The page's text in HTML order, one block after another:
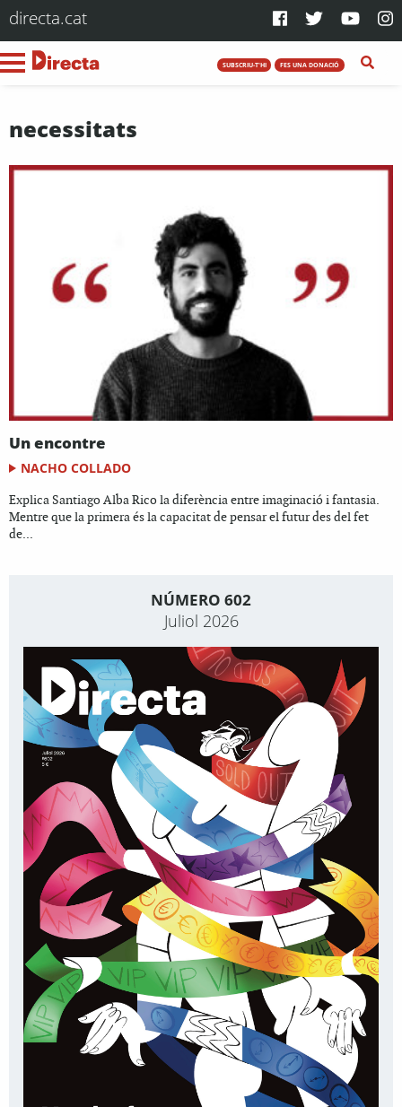
directa.cat
SUBSCRIU-T'HI FES UNA DONACIÓ
necessitats
Un encontre
NACHO COLLADO
Explica Santiago Alba Rico la diferència entre imaginació i fantasia.
Mentre que la primera és la capacitat de pensar el futur des del fet
de...
NÚMERO 602
Juliol 2026